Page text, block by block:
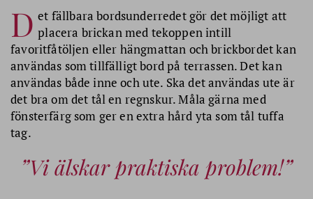
D et fällbara bordsunderredet gör det möjligt att
placera brickan med tekoppen intill
favoritfåtöljen eller hängmattan och brickbordet kan
användas som tillfälligt bord på terrassen. Det kan
användas både inne och ute. Ska det användas ute är
det bra om det tål en regnskur. Måla gärna med
fönsterfärg som ger en extra hård yta som tål tuffa
tag.
Vi älskar praktiska problem!